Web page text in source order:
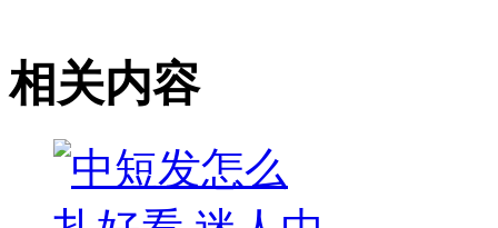
相关内容